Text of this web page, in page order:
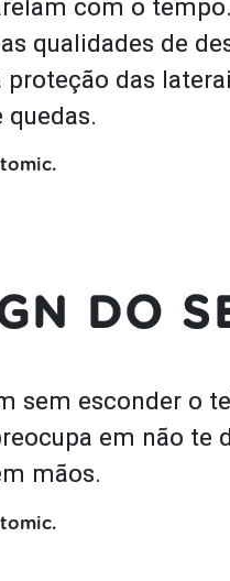
com o
qualidades de
das
DO
sem esconder o
em não te
mãos.